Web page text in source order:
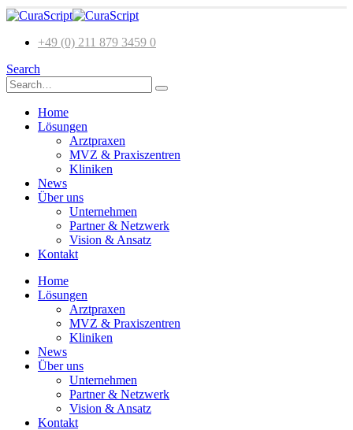
+49 (0) 211 879 3459 0
Search
Home
Lösungen
Arztpraxen
MVZ & Praxiszentren
Kliniken
News
Über uns
Unternehmen
Partner & Netzwerk
Vision & Ansatz
Kontakt
Home
Lösungen
Arztpraxen
MVZ & Praxiszentren
Kliniken
News
Über uns
Unternehmen
Partner & Netzwerk
Vision & Ansatz
Kontakt